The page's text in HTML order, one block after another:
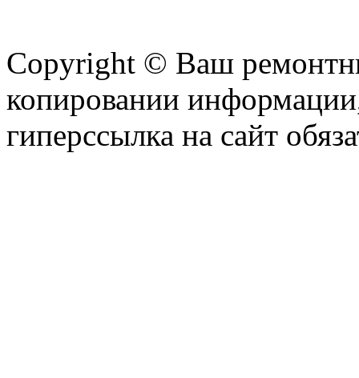
Copyright © Ваш
копировании
гиперссылка на сайт